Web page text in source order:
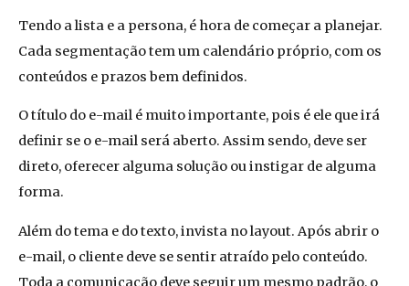
Tendo a lista e a persona, é hora de começar a planejar.
Cada segmentação tem um calendário próprio, com os
conteúdos e prazos bem definidos.
O título do e-mail é muito importante, pois é ele que irá
definir se o e-mail será aberto. Assim sendo, deve ser
direto, oferecer alguma solução ou instigar de alguma
forma.
Além do tema e do texto, invista no layout. Após abrir o
e-mail, o cliente deve se sentir atraído pelo conteúdo.
Toda a comunicação deve seguir um mesmo padrão, o